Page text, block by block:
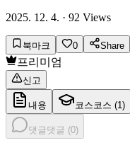
2025. 12. 4. · 92 Views
북마크 0 Share
프리미엄
신고
내용 코스 코스 (1 )
댓글댓글 (0)